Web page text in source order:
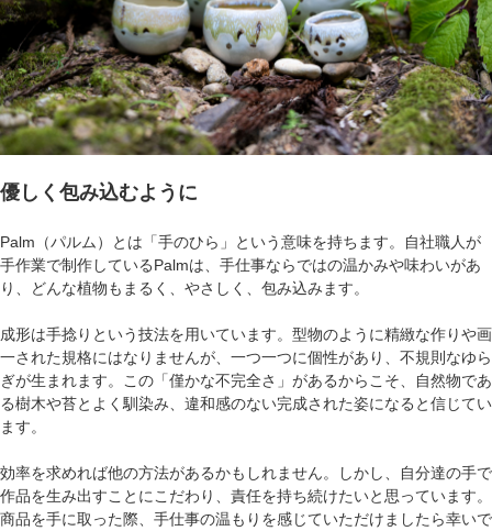
優しく包み込むように
Palm（パルム）とは「手のひら」という意味を持ちます。自社職人が
手作業で制作しているPalmは、手仕事ならではの温かみや味わいがあ
り、どんな植物もまるく、やさしく、包み込みます。
成形は手捻りという技法を用いています。型物のように精緻な作りや画
一された規格にはなりませんが、一つ一つに個性があり、不規則なゆら
ぎが生まれます。この「僅かな不完全さ」があるからこそ、自然物であ
る樹木や苔とよく馴染み、違和感のない完成された姿になると信じてい
ます。
効率を求めれば他の方法があるかもしれません。しかし、自分達の手で
作品を生み出すことにこだわり、責任を持ち続けたいと思っています。
商品を手に取った際、手仕事の温もりを感じていただけましたら幸いで